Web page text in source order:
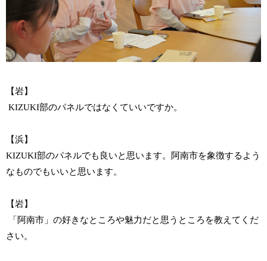
【岩】
KIZUKI部のパネルではなくていいですか。
【浜】
KIZUKI部のパネルでも良いと思います。阿南市を象徴するよう
なものでもいいと思います。
【岩】
「阿南市」の好きなところや魅力だと思うところを教えてくだ
さい。